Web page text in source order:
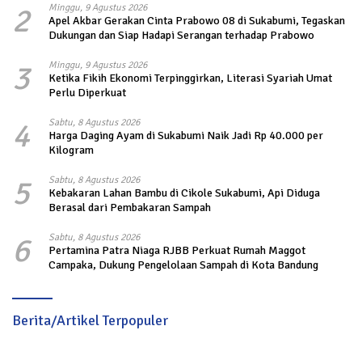
2 Minggu, 9 Agustus 2026
Apel Akbar Gerakan Cinta Prabowo 08 di Sukabumi, Tegaskan
Dukungan dan Siap Hadapi Serangan terhadap Prabowo
3 Minggu, 9 Agustus 2026
Ketika Fikih Ekonomi Terpinggirkan, Literasi Syariah Umat
Perlu Diperkuat
4 Sabtu, 8 Agustus 2026
Harga Daging Ayam di Sukabumi Naik Jadi Rp 40.000 per
Kilogram
5 Sabtu, 8 Agustus 2026
Kebakaran Lahan Bambu di Cikole Sukabumi, Api Diduga
Berasal dari Pembakaran Sampah
6 Sabtu, 8 Agustus 2026
Pertamina Patra Niaga RJBB Perkuat Rumah Maggot
Campaka, Dukung Pengelolaan Sampah di Kota Bandung
Berita/Artikel Terpopuler